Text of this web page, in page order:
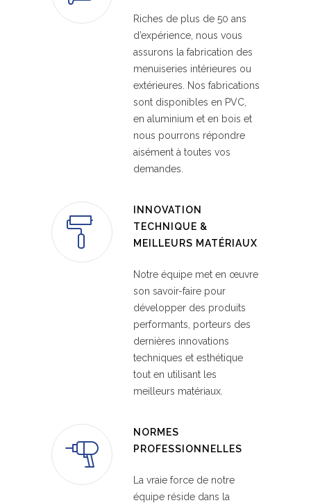
Riches de plus de 50 ans
d’expérience, nous vous
assurons la fabrication des
menuiseries intérieures ou
extérieures. Nos fabrications
sont disponibles en PVC,
en aluminium et en bois et
nous pourrons répondre
aisément à toutes vos
demandes.
INNOVATION
TECHNIQUE &
MEILLEURS MATÉRIAUX
Notre équipe met en œuvre
son savoir-faire pour
développer des produits
performants, porteurs des
dernières innovations
techniques et esthétique
tout en utilisant les
meilleurs matériaux.
NORMES
PROFESSIONNELLES
La vraie force de notre
équipe réside dans la